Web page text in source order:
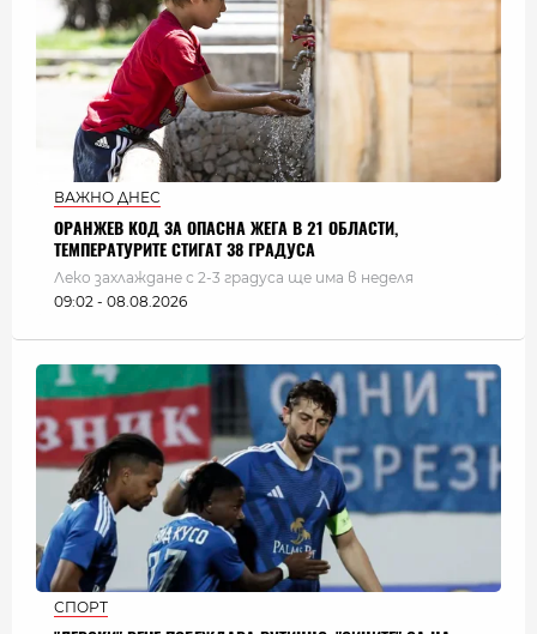
ВАЖНО ДНЕС
ОРАНЖЕВ КОД ЗА ОПАСНА ЖЕГА В 21 ОБЛАСТИ,
ТЕМПЕРАТУРИТЕ СТИГАТ 38 ГРАДУСА
Леко захлаждане с 2-3 градуса ще има в неделя
09:02 - 08.08.2026
СПОРТ